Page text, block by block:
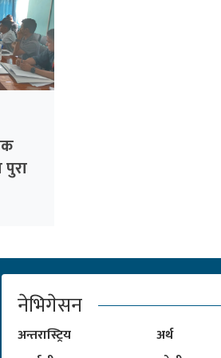
पुरा
नेभिगेसन
अन्तरास्ट्रिय
अर्थ